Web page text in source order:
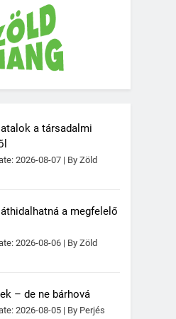
a társadalmi
2026-08-07
By Zöld
a megfelelő
2026-08-06
By Zöld
– de ne bárhová
2026-08-05
By Perjés